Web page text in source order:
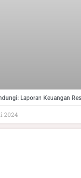
Laporan Keuangan
2024